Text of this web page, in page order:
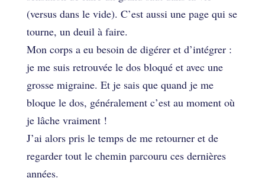
(versus dans le vide). C’est aussi une page qui se
tourne, un deuil à faire.
Mon corps a eu besoin de digérer et d’intégrer :
je me suis retrouvée le dos bloqué et avec une
grosse migraine. Et je sais que quand je me
bloque le dos, généralement c’est au moment où
je lâche vraiment !
J’ai alors pris le temps de me retourner et de
regarder tout le chemin parcouru ces dernières
années.